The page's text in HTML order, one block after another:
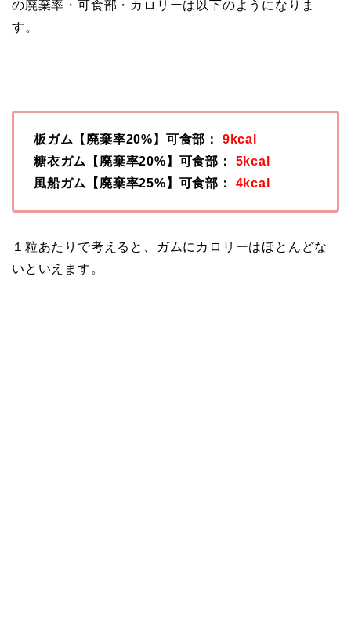
の廃棄率・可食部・カロリーは以下のようになりま
す。
板ガム【廃棄率20%】可食部：
9kcal
糖衣ガム【廃棄率20%】可食部：
5kcal
風船ガム【廃棄率25%】可食部：
4kcal
１粒あたりで考えると、ガムにカロリーはほとんどな
いといえます。